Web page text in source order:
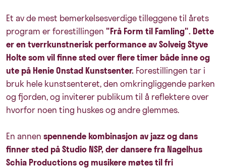
Et av de mest bemerkelsesverdige tilleggene til årets
program er forestillingen "Frå Form til Famling". Dette
er en tverrkunstnerisk performance av Solveig Styve
Holte som vil finne sted over flere timer både inne og
ute på Henie Onstad Kunstsenter. Forestillingen tar i
bruk hele kunstsenteret, den omkringliggende parken
og fjorden, og inviterer publikum til å reflektere over
hvorfor noen ting huskes og andre glemmes.
En annen spennende kombinasjon av jazz og dans
finner sted på Studio NSP, der dansere fra Nagelhus
Schia Productions og musikere møtes til fri